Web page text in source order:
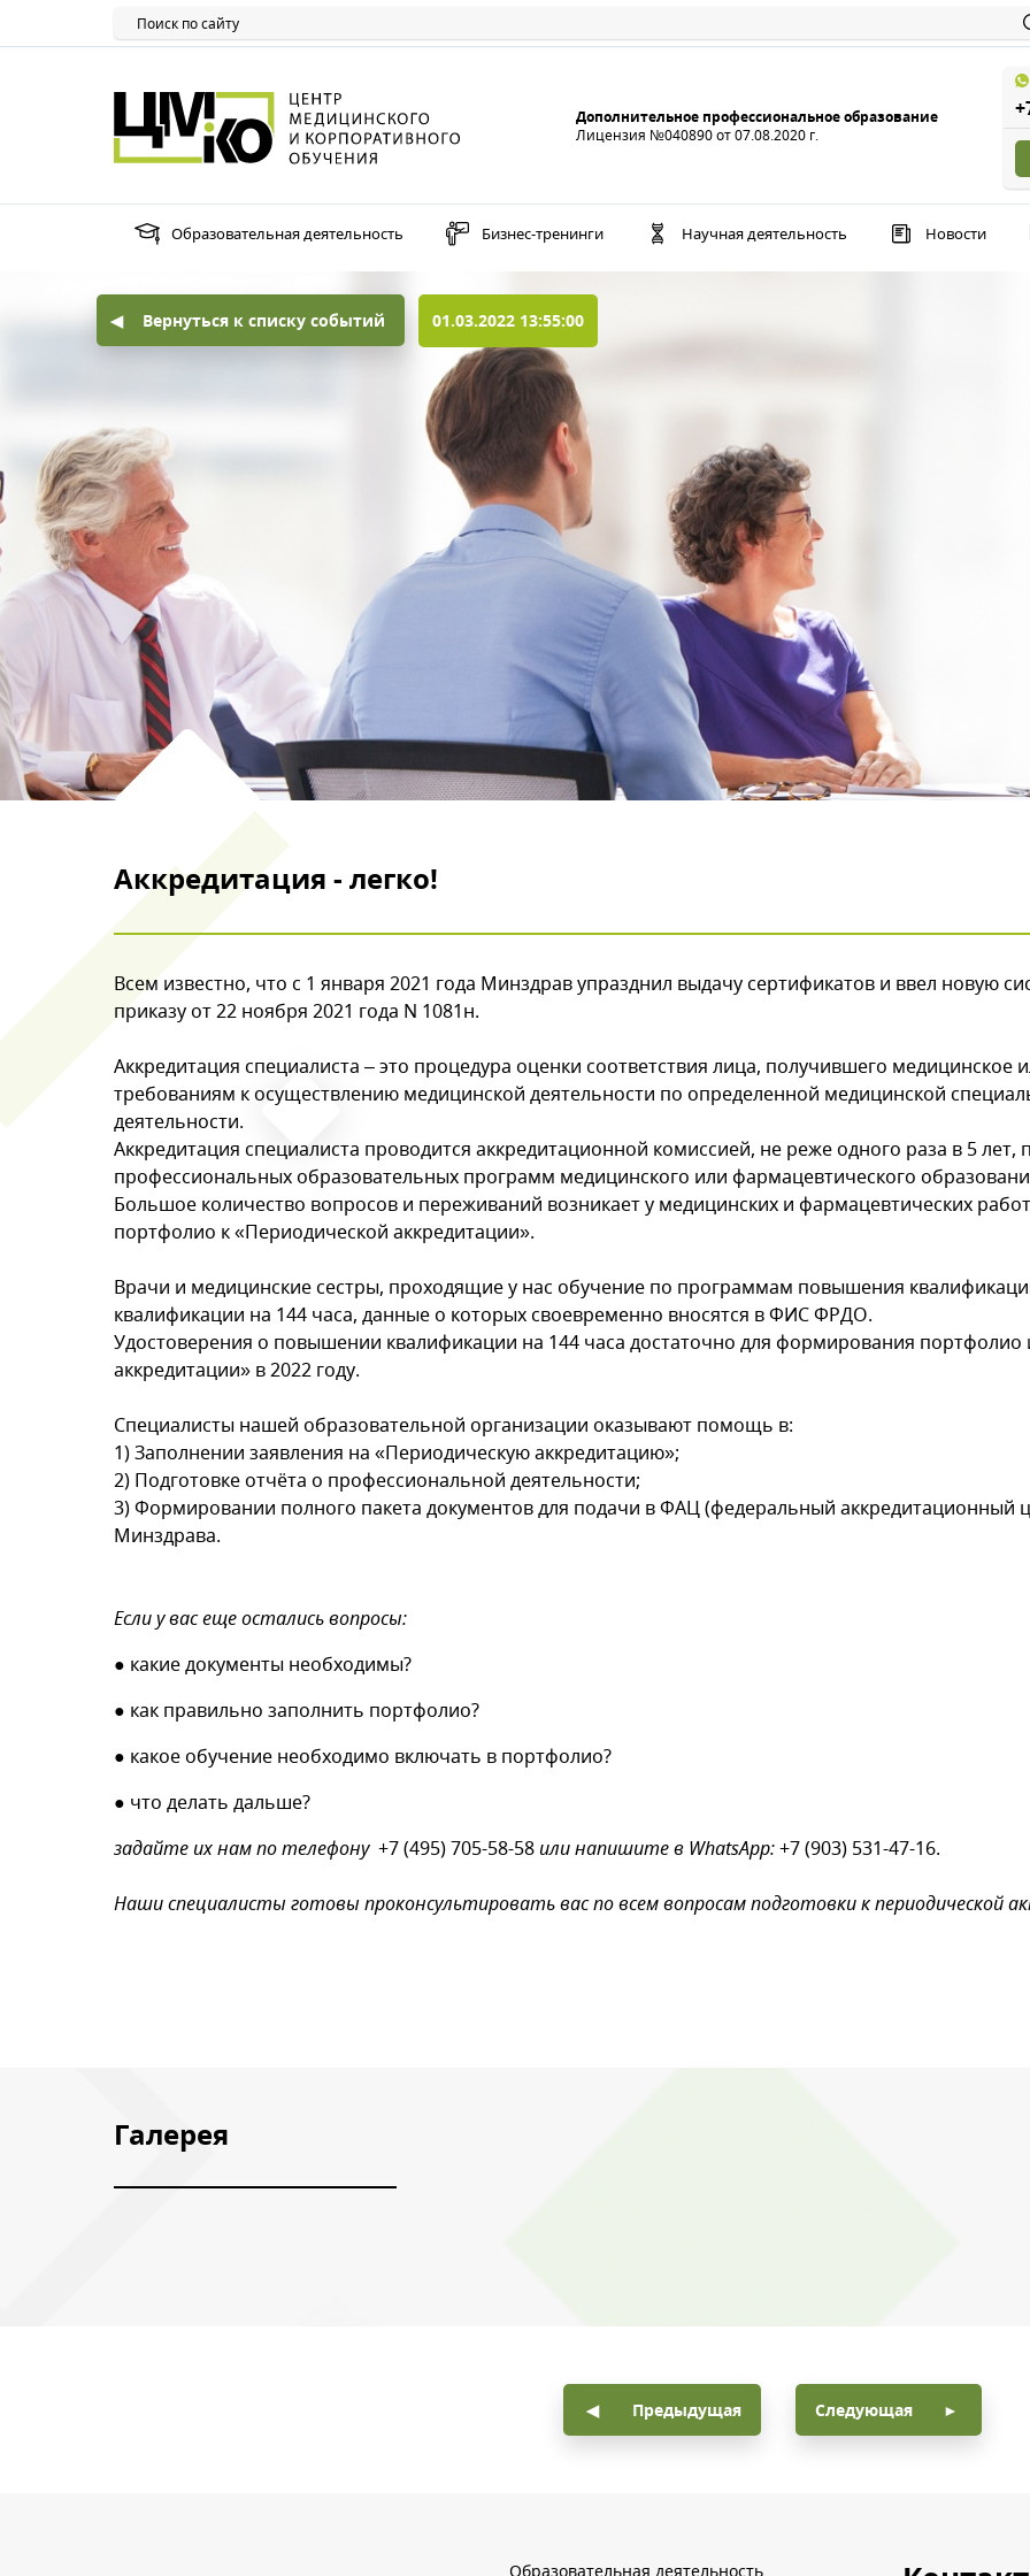
Дополнительное профессиональное образование
Лицензия №040890 от 07.08.2020 г.
Образовательная деятельность Бизнес-тренинги Научная деятельность Новости
Вернуться к списку событий 01.03.2022 13:55:00
Аккредитация - легко!
Всем известно, что с 1 января 2021 года Минздрав упразднил выдачу сертификатов и ввел новую
приказу от 22 ноября 2021 года N 1081н.
Аккредитация специалиста – это процедура оценки соответствия лица, получившего медицинское
требованиям к осуществлению медицинской деятельности по определенной медицинской
деятельности.
Аккредитация специалиста проводится аккредитационной комиссией, не реже одного раза в 5
профессиональных образовательных программ медицинского или фармацевтического
Большое количество вопросов и переживаний возникает у медицинских и фармацевтических
портфолио к «Периодической аккредитации».
Врачи и медицинские сестры, проходящие у нас обучение по программам повышения
квалификации на 144 часа, данные о которых своевременно вносятся в ФИС ФРДО.
Удостоверения о повышении квалификации на 144 часа достаточно для формирования
аккредитации» в 2022 году.
Специалисты нашей образовательной организации оказывают помощь в:
1) Заполнении заявления на «Периодическую аккредитацию»;
2) Подготовке отчёта о профессиональной деятельности;
3) Формировании полного пакета документов для подачи в ФАЦ (федеральный аккредитационный
Минздрава.
Если у вас еще остались вопросы:
● какие документы необходимы?
● как правильно заполнить портфолио?
● какое обучение необходимо включать в портфолио?
● что делать дальше?
задайте их нам по телефону +7 (495) 705-58-58 или напишите в WhatsApp:+7 (903) 531-47-16.
Наши специалисты готовы проконсультировать вас по всем вопросам подготовки к периодической
Галерея
Предыдущая Следующая
Обратный звонок
Нажимая на кнопку, вы даете согласие на обработку своих персональных данных
Образовательная деятельность